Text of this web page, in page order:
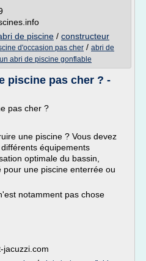
de piscine / constructeur
d'occasion pas cher / abri de
abri de piscine gonflable
piscine pas cher ? -
pas cher ?
une piscine ? Vous devez
équipements
optimale du bassin,
une piscine enterrée ou
notamment pas chose
jacuzzi.com